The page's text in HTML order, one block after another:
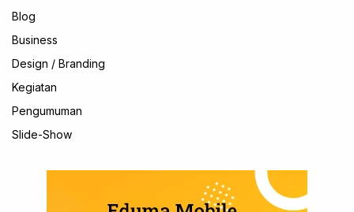
Blog
Business
Design / Branding
Kegiatan
Pengumuman
Slide-Show